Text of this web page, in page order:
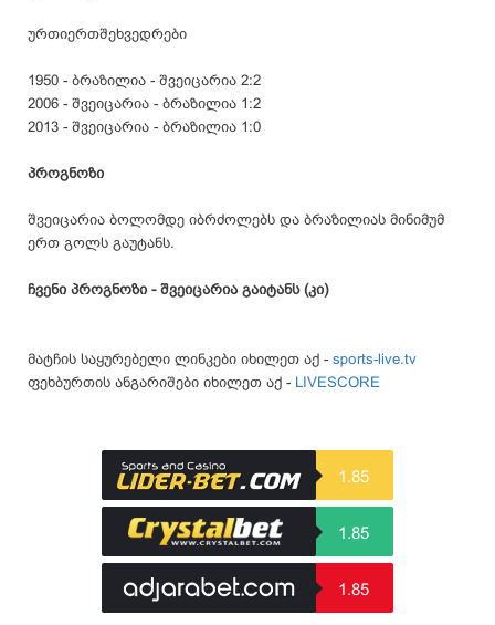
ურთიერთშეხვედრები
1950 - ბრაზილია - შვეიცარია 2:2
2006 - შვეიცარია - ბრაზილია 1:2
2013 - შვეიცარია - ბრაზილია 1:0
პროგნოზი
შვეიცარია ბოლომდე იბრძოლებს და ბრაზილიას მინიმუმ
ერთ გოლს გაუტანს.
ჩვენი პროგნოზი - შვეიცარია გაიტანს (კი)
მატჩის საყურებელი ლინკები იხილეთ აქ - sports-live.tv
ფეხბურთის ანგარიშები იხილეთ აქ - LIVESCORE
1.85
1.85
1.85